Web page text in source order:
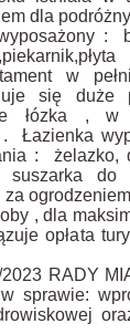
dla
:
w
się
łózka , w
. Łazienka
: żelazko,
do
, dla
opłata
RADY
w sprawie: